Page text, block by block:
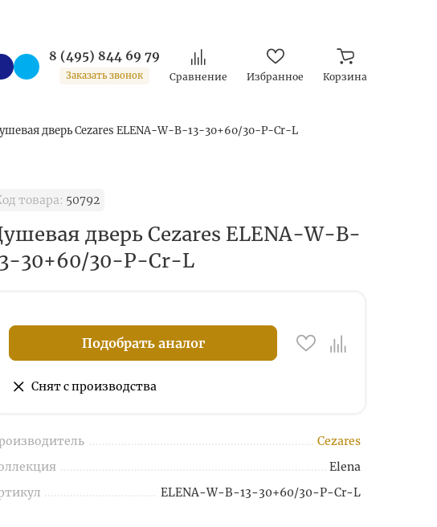
8 (495) 844 69 79
Заказать звонок Сравнение Избранное Корзина
дверь Cezares ELENA-W-B-13-30+60/30-P-Cr-L
товара: 50792
дверь Cezares ELENA-W-B-
30+60/30-P-Cr-L
Подобрать аналог
Снят с производства
Cezares
Elena
ELENA-W-B-13-30+60/30-P-Cr-L